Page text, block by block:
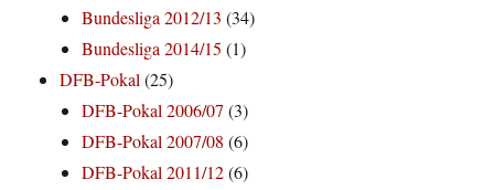
Bundesliga 2012/13 (34)
Bundesliga 2014/15 (1)
DFB-Pokal(25)
DFB-Pokal 2006/07 (3)
DFB-Pokal 2007/08 (6)
DFB-Pokal 2011/12(6)